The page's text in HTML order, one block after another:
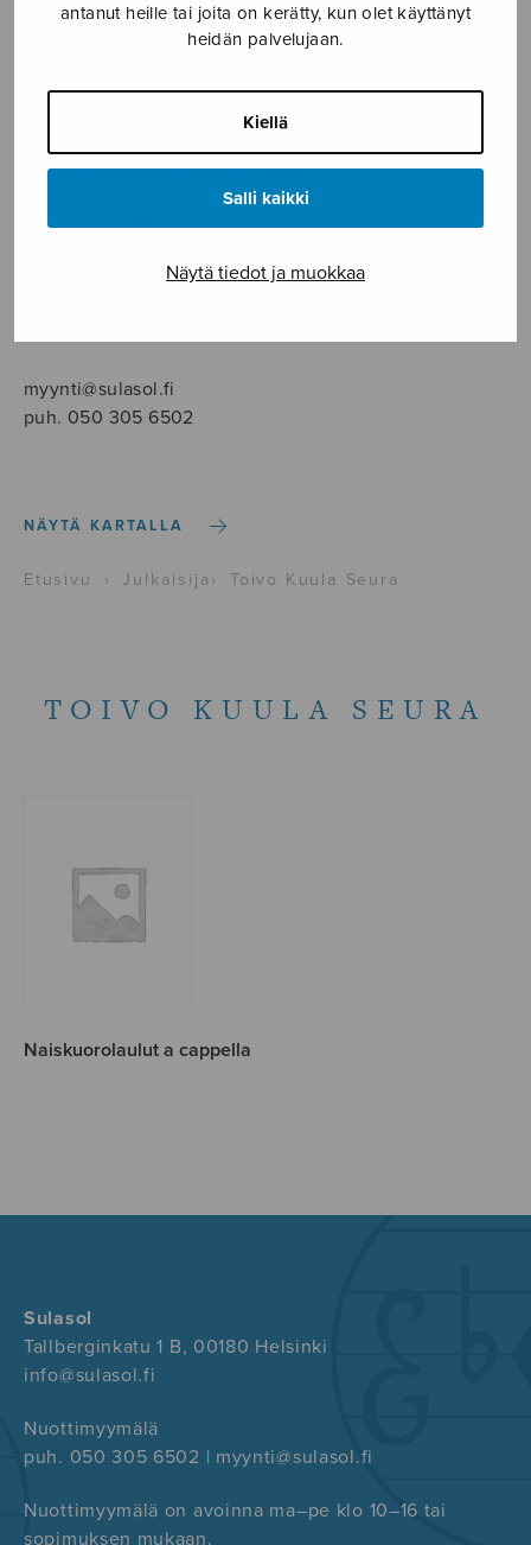
antanut heille tai joita on kerätty, kun olet käyttänyt
heidän palvelujaan.
Kiellä
Salli kaikki
Näytä tiedot ja muokkaa
YKSINLAULU
YLEINEN
Sulasol nuottikauppa
Myymälä avoinna
myynti@sulasol.fi
puh. 050 305 6502
NÄYTÄ KARTALLA
Etusivu › Julkaisija › Toivo Kuula Seura
TOIVO KUULA SEURA
Naiskuorolaulut a cappella
Sulasol
Tallberginkatu 1 B, 00180 Helsinki
info@sulasol.fi
Nuottimyymälä
puh. 050 305 6502 | myynti@sulasol.fi
Nuottimyymälä on avoinna ma–pe klo 10–16 tai
sopimuksen mukaan.